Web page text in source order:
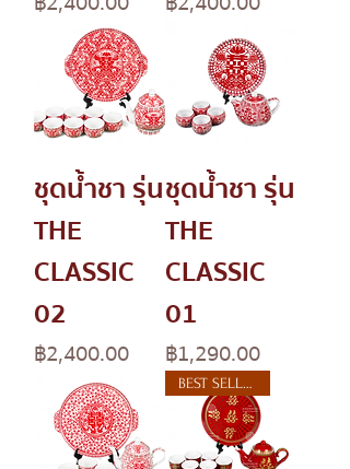
ชุดน้ำชา รุ่น
THE
CLASSIC
02
Price
฿2,400.00
ชุดน้ำชา รุ่น
THE
CLASSIC
01
Price
฿1,290.00
BEST SELLER